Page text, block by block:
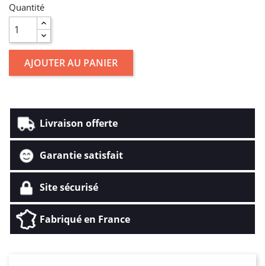
Quantité
AJOUTER AU PANIER
Livraison offerte
Garantie satisfait
Site sécurisé
Fabriqué en France